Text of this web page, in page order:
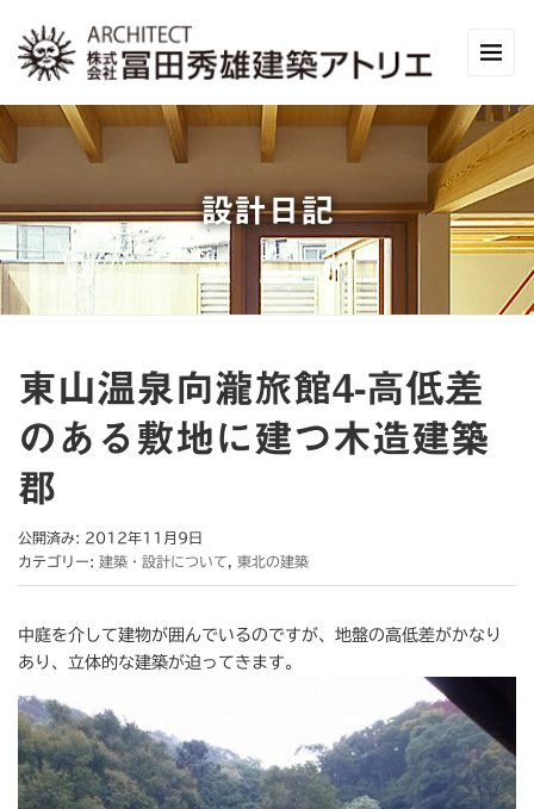
設計日記
東山温泉向瀧旅館4-高低差
のある敷地に建つ木造建築
郡
公開済み: 2012年11月9日
カテゴリー: 建築・設計について 東北の建築
中庭を介して建物が囲んでいるのですが、地盤の高低差がかなり
あり、立体的な建築が迫ってきます。